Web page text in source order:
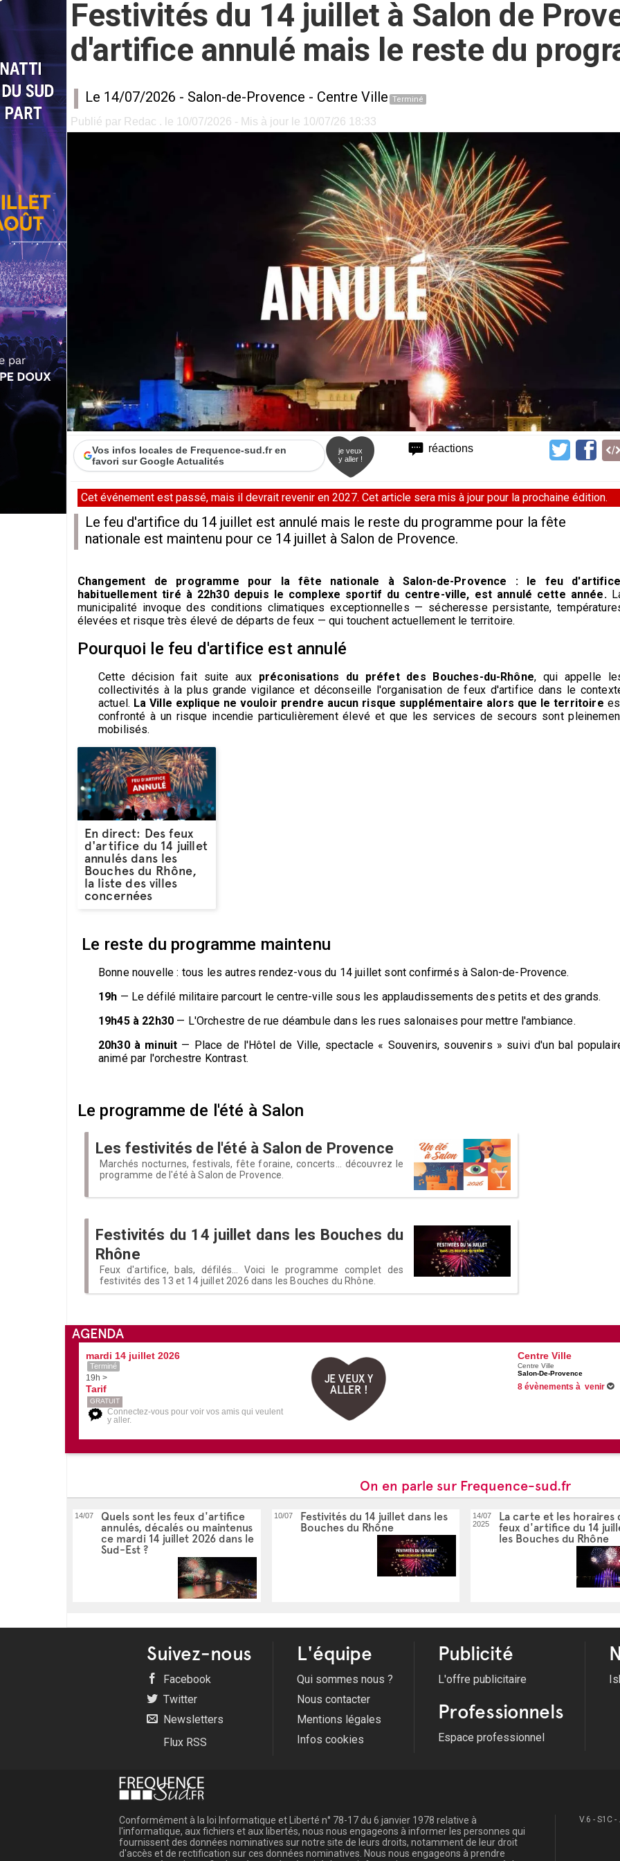
Festivités du 14 juillet à Salon de
d'artifice annulé mais le reste du
Le 14/07/2026 - Salon-de-Provence - Centre Ville Terminé
Publié par Redac . le 10/07/2026 - Mis à jour le 10/07/26 18:33
réactions
Vos infos locales de Frequence-sud.fr en
favori sur Google Actualités
je veux
y aller !
Cet événement est passé, mais il devrait revenir en 2027. Cet article sera mis à jour pour la prochaine édition.
Le feu d'artifice du 14 juillet est annulé mais le reste du programme pour la fête
nationale est maintenu pour ce 14 juillet à Salon de Provence.
Changement de programme pour la fête nationale à Salon-de-Provence : le feu
habituellement tiré à 22h30 depuis le complexe sportif du centre-ville, est annulé cette année.
municipalité invoque des conditions climatiques exceptionnelles — sécheresse persistante,
élevées et risque très élevé de départs de feux — qui touchent actuellement le territoire.
Pourquoi le feu d'artifice est annulé
Cette décision fait suite aux préconisations du préfet des Bouches-du-Rhône, qui appelle
collectivités à la plus grande vigilance et déconseille l'organisation de feux d'artifice dans le
actuel. La Ville explique ne vouloir prendre aucun risque supplémentaire alors que le territoire
confronté à un risque incendie particulièrement élevé et que les services de secours sont
mobilisés.
En direct: Des feux
d'artifice du 14 juillet
annulés dans les
Bouches du Rhône,
la liste des villes
concernées
Le reste du programme maintenu
Bonne nouvelle : tous les autres rendez-vous du 14 juillet sont confirmés à Salon-de-Provence.
19h — Le défilé militaire parcourt le centre-ville sous les applaudissements des petits et des grands.
19h45 à 22h30 — L'Orchestre de rue déambule dans les rues salonaises pour mettre l'ambiance.
20h30 à minuit — Place de l'Hôtel de Ville, spectacle « Souvenirs, souvenirs » suivi d'un bal
animé par l'orchestre Kontrast.
Le programme de l'été à Salon
Les festivités de l'été à Salon de Provence
Marchés nocturnes, festivals, fête foraine, concerts... découvrez le
programme de l'été à Salon de Provence.
Festivités du 14 juillet dans les Bouches du
Rhône
Feux d'artifice, bals, défilés... Voici le programme complet des
festivités des 13 et 14 juillet 2026 dans les Bouches du Rhône.
AGENDA
mardi 14 juillet 2026
Terminé
19h >
Tarif
GRATUIT
Connectez-vous pour voir vos amis qui veulent
y aller.
JE VEUX Y
ALLER !
Centre Ville
Centre Ville
Salon-De-Provence
8 évènements à venir
On en parle sur Frequence-sud.fr
14/07
Quels sont les feux d'artifice
annulés, décalés ou maintenus
ce mardi 14 juillet 2026 dans le
Sud-Est ?
10/07
Festivités du 14 juillet dans les
Bouches du Rhône
14/07
2025
La carte et les horaires
feux d'artifice du 14
les Bouches du Rhône
Suivez-nous
Facebook
Twitter
Newsletters
Flux RSS
L'équipe
Qui sommes nous ?
Nous contacter
Mentions légales
Infos cookies
Publicité
L'offre publicitaire
Professionnels
Espace professionnel
Conformément à la loi Informatique et Liberté n° 78-17 du 6 janvier 1978 relative à
l'informatique, aux fichiers et aux libertés, nous nous engageons à informer les personnes qui
fournissent des données nominatives sur notre site de leurs droits, notamment de leur droit
d'accès et de rectification sur ces données nominatives. Nous nous engageons à prendre
V.6 - S1C